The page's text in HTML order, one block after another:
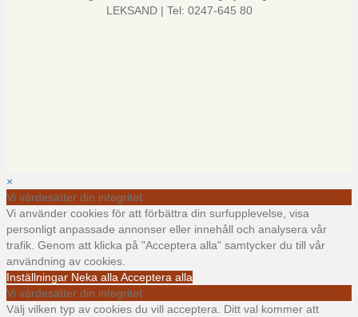
LEKSAND | Tel: 0247-645 80
×
Vi värdesätter din integritet
Vi använder cookies för att förbättra din surfupplevelse, visa
personligt anpassade annonser eller innehåll och analysera vår
trafik. Genom att klicka på "Acceptera alla" samtycker du till vår
användning av cookies.
Inställningar Neka alla Acceptera alla
Vi värdesätter din integritet
Välj vilken typ av cookies du vill acceptera. Ditt val kommer att